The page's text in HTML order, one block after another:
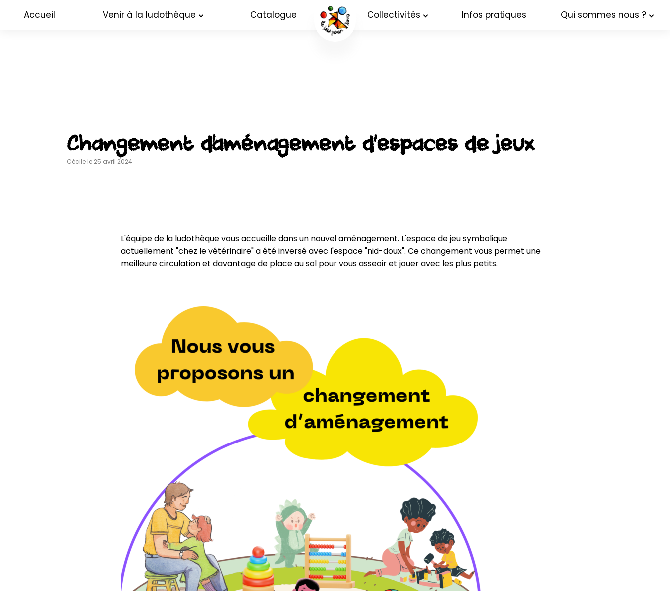
Accueil Venir à la ludothèque Catalogue Collectivités Infos pratiques Qui sommes nous ?
Changement d’aménagement d’espaces de jeux
Cécile le 25 avril 2024
L'équipe de la ludothèque vous accueille dans un nouvel aménagement. L'espace de jeu symbolique
actuellement "chez le vétérinaire" a été inversé avec l'espace "nid-doux". Ce changement vous permet une
meilleure circulation et davantage de place au sol pour vous asseoir et jouer avec les plus petits.